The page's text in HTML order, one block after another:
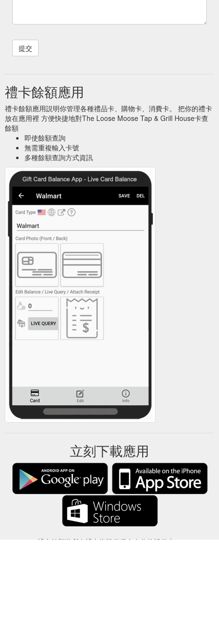
禮卡餘額應用
禮卡餘額應用説明你管理各種禮品卡、購物卡、消費卡。 把你的禮卡
放在應用裡 方便快捷地對The Loose Moose Tap & Grill House卡查
餘額
即使餘額查詢
無需重複輸入卡號
多種餘額查詢方式資訊
立刻下載應用
禮卡餘額將所有禮卡資訊僅保存在你的設備中。